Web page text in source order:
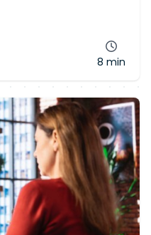
8 min